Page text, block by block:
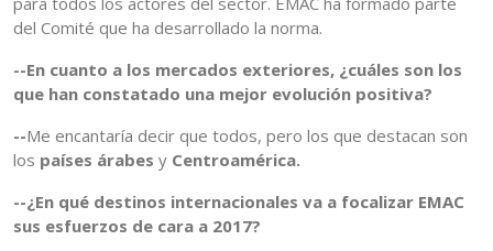
del Comité que ha desarrollado la norma.
--En cuanto a los mercados exteriores, ¿cuáles son los
que han constatado una mejor evolución positiva?
--Me encantaría decir que todos, pero los que destacan son
los países árabes y Centroamérica.
--¿En qué destinos internacionales va a focalizar EMAC
sus esfuerzos de cara a 2017?